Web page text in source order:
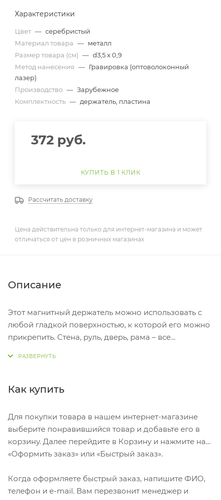
Характеристики
Цвет — серебристый
Материал товара — металл
Размер товара (см) — d3,5 х 0,9
Метод нанесения — Гравировка (оптоволоконный
лазер)
Производство — Зарубежное
Комплектность — держатель, пластина
372 руб.
КУПИТЬ В 1 КЛИК
Рассчитать доставку
Цена действительна только для интернет-магазина и может
отличаться от цен в розничных магазинах
Описание
Этот магнитный держатель можно использовать с
любой гладкой поверхностью, к которой его можно
прикрепить. Стена, руль, дверь, рама – все
стальной пластины. Держатель снабжен клеевым
поверхность прикрепляемых предметов целой, без
царапин.
- Универсальность
- Выдерживает вес среднего смартфона
- Прорезиненная поверхность позволяет избежать
царапин
Как купить
Для покупки товара в нашем интернет-магазине
выберите понравившийся товар и добавьте его в
корзину. Далее перейдите в Корзину и нажмите на
«Оформить заказ» или «Быстрый заказ».
Когда оформляете быстрый заказ, напишите ФИО,
телефон и e-mail. Вам перезвонит менеджер и